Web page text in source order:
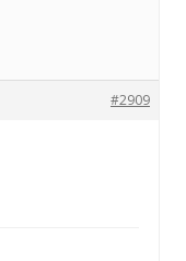
#2909